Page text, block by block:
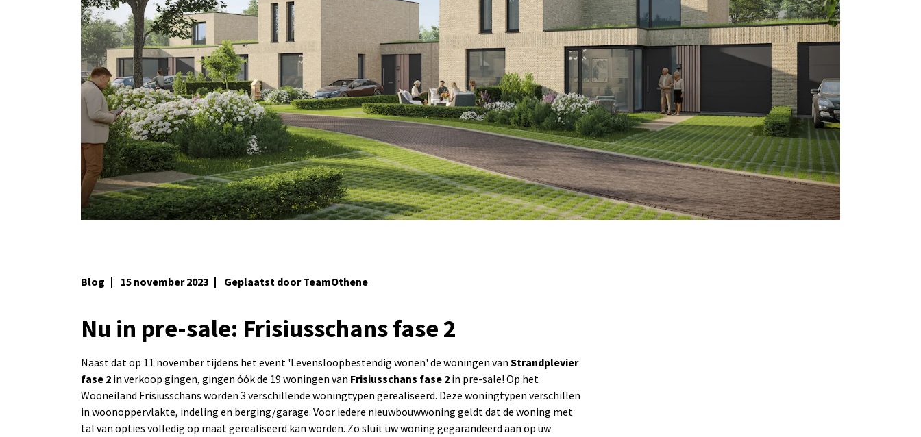
Blog 15 november 2023 Geplaatst door TeamOthene
Nu in pre-sale: Frisiusschans fase 2
Naast dat op 11 november tijdens het event 'Levensloopbestendig wonen' de woningen van Strandplevier
fase 2 in verkoop gingen, gingen óók de 19 woningen van Frisiusschans fase 2 in pre-sale! Op het
Wooneiland Frisiusschans worden 3 verschillende woningtypen gerealiseerd. Deze woningtypen verschillen
in woonoppervlakte, indeling en berging/garage. Voor iedere nieuwbouwwoning geldt dat de woning met
tal van opties volledig op maat gerealiseerd kan worden. Zo sluit uw woning gegarandeerd aan op uw